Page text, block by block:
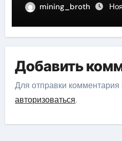
mining_broth
Добавить
Для отправки
авторизоваться.